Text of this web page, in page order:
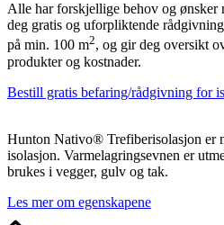
Alle har forskjellige behov og ønsker
deg gratis og uforpliktende
på min. 100 m2, og gir deg oversikt
produkter og kostnader.
Bestill gratis befaring/rådgivning for
Hunton Nativo® Trefiberisolasjon er
isolasjon. Varmelagringsevnen er
brukes i vegger, gulv og tak.
Les mer om egenskapene